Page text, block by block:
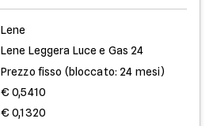
Lene
Lene Leggera Luce e Gas 24
Prezzo fisso (bloccato: 24 mesi)
€ 0,5410
€ 0,1320